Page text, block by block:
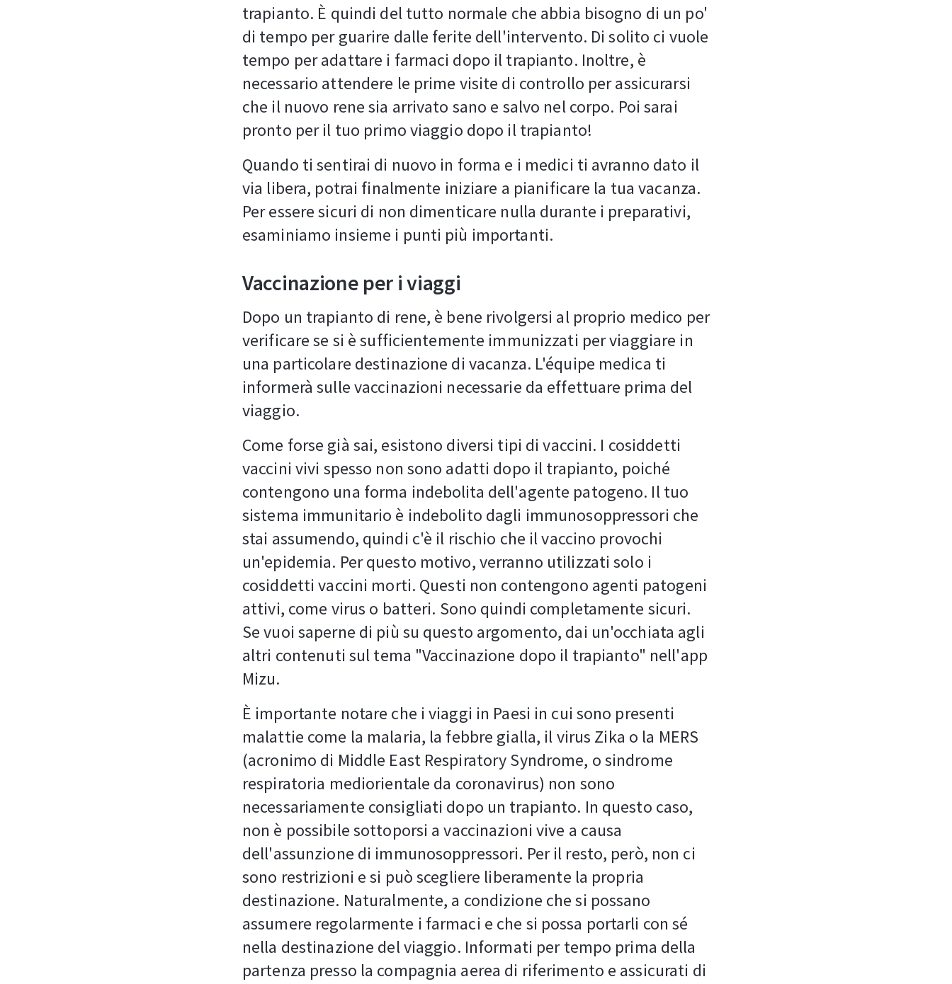
trapianto. È quindi del tutto normale che abbia bisogno di un po'
di tempo per guarire dalle ferite dell'intervento. Di solito ci vuole
tempo per adattare i farmaci dopo il trapianto. Inoltre, è
necessario attendere le prime visite di controllo per assicurarsi
che il nuovo rene sia arrivato sano e salvo nel corpo. Poi sarai
pronto per il tuo primo viaggio dopo il trapianto!
Quando ti sentirai di nuovo in forma e i medici ti avranno dato il
via libera, potrai finalmente iniziare a pianificare la tua vacanza.
Per essere sicuri di non dimenticare nulla durante i preparativi,
esaminiamo insieme i punti più importanti.
Vaccinazione per i viaggi
Dopo un trapianto di rene, è bene rivolgersi al proprio medico per
verificare se si è sufficientemente immunizzati per viaggiare in
una particolare destinazione di vacanza. L'équipe medica ti
informerà sulle vaccinazioni necessarie da effettuare prima del
viaggio.
Come forse già sai, esistono diversi tipi di vaccini. I cosiddetti
vaccini vivi spesso non sono adatti dopo il trapianto, poiché
contengono una forma indebolita dell'agente patogeno. Il tuo
sistema immunitario è indebolito dagli immunosoppressori che
stai assumendo, quindi c'è il rischio che il vaccino provochi
un'epidemia. Per questo motivo, verranno utilizzati solo i
cosiddetti vaccini morti. Questi non contengono agenti patogeni
attivi, come virus o batteri. Sono quindi completamente sicuri.
Se vuoi saperne di più su questo argomento, dai un'occhiata agli
altri contenuti sul tema "Vaccinazione dopo il trapianto" nell'app
Mizu.
È importante notare che i viaggi in Paesi in cui sono presenti
malattie come la malaria, la febbre gialla, il virus Zika o la MERS
(acronimo di Middle East Respiratory Syndrome, o sindrome
respiratoria mediorientale da coronavirus) non sono
necessariamente consigliati dopo un trapianto. In questo caso,
non è possibile sottoporsi a vaccinazioni vive a causa
dell'assunzione di immunosoppressori. Per il resto, però, non ci
sono restrizioni e si può scegliere liberamente la propria
destinazione. Naturalmente, a condizione che si possano
assumere regolarmente i farmaci e che si possa portarli con sé
nella destinazione del viaggio. Informati per tempo prima della
partenza presso la compagnia aerea di riferimento e assicurati di